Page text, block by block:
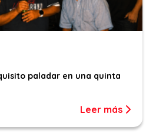
paladar en una quinta
Leer más